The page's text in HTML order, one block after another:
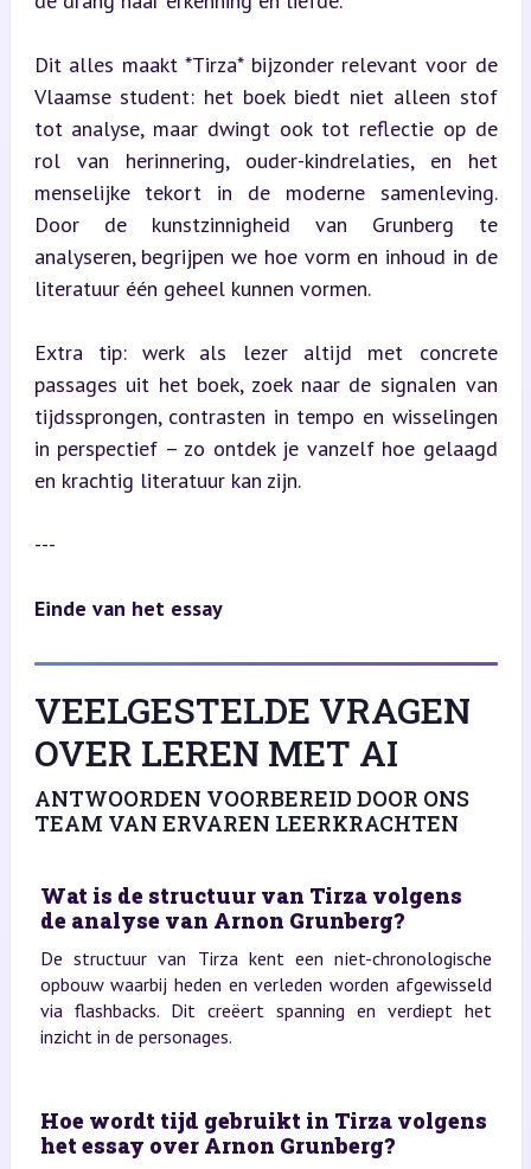
Dit alles maakt *Tirza* bijzonder relevant voor de
Vlaamse student: het boek biedt niet alleen stof
tot analyse, maar dwingt ook tot reflectie op de
rol van herinnering, ouder-kindrelaties, en het
menselijke tekort in de moderne samenleving.
Door de kunstzinnigheid van Grunberg te
analyseren, begrijpen we hoe vorm en inhoud in de
literatuur één geheel kunnen vormen.
Extra tip: werk als lezer altijd met concrete
passages uit het boek, zoek naar de signalen van
tijdssprongen, contrasten in tempo en wisselingen
in perspectief – zo ontdek je vanzelf hoe gelaagd
en krachtig literatuur kan zijn.
---
Einde van het essay
VEELGESTELDE VRAGEN
OVER LEREN MET AI
ANTWOORDEN VOORBEREID DOOR ONS
TEAM VAN ERVAREN LEERKRACHTEN
Wat is de structuur van Tirza volgens
de analyse van Arnon Grunberg?
De structuur van Tirza kent een niet-chronologische
opbouw waarbij heden en verleden worden afgewisseld
via flashbacks. Dit creëert spanning en verdiept het
inzicht in de personages.
Hoe wordt tijd gebruikt in Tirza volgens
het essay over Arnon Grunberg?